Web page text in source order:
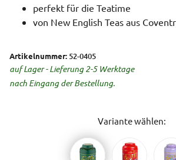
perfekt für die Teatime
von New English Teas aus
Artikelnummer: 52-0405
auf Lager - Lieferung 2-5 Werktage
nach Eingang der Bestellung.
Variante wählen: